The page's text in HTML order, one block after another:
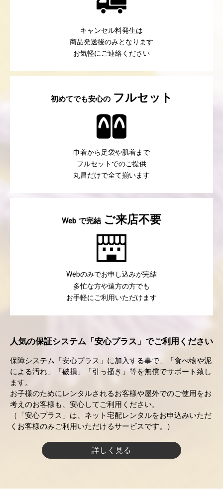
キャンセル料発生は
商品発送後のみとなります
お気軽にご連絡ください
初めてでも安心の フルセット
巾着から足袋や肌着まで
フルセットでのご提供
丸昌だけで全て揃います
Web で完結 ご来店不要
Webのみでお申し込みが完結
多忙な方や遠方の方でも
お手軽にご利用いただけます
人気の保証システム「安心プラス」でご利用ください
保障システム「安心プラス」に加入する事で、「食べ物や泥
による汚れ」「破損」「引っ掻き」等を無償でサポート致し
ます。
お子様のためにレンタルされるお客様や屋外でのご使用をお
考えのお客様も、安心してご利用ください。
（「安心プラス」は、ネット宅配レンタルをお申込みいただ
くお客様のみご利用いただけるサービスです。）
詳しく見る